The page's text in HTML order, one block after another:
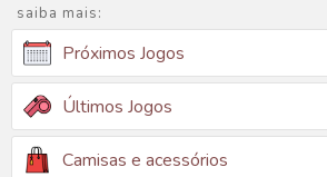
saiba mais:
Próximos Jogos
Últimos Jogos
Camisas e acessórios